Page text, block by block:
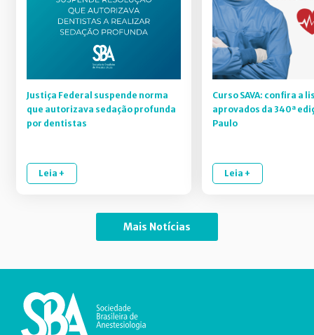
Justiça Federal suspende norma
que autorizava sedação profunda
por dentistas
Leia +
Curso SAVA: confira a
aprovados da 340ª
Paulo
Leia +
Mais Notícias